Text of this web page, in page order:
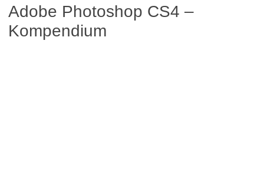
Adobe Photoshop CS4 –
Kompendium